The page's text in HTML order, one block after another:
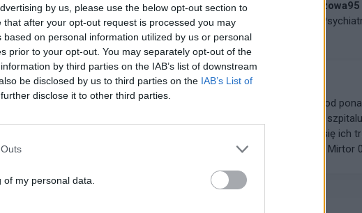
by us, please use the below opt-out section to
after your opt-out request is processed you may
on personal information utilized by us or personal
prior to your opt-out. You may separately opt-out of the
by third parties on the IAB’s list of downstream
be disclosed by us to third parties on the IAB’s List of
disclose it to other third parties.
my personal data.
na ośrodkowy układ nerwowy
i pozwalające
wymioty czy utrzymujący się
Jednak niektórzy lekarze
podchwyciła jedna z telewizji
jednym z lekarzy, którzy neguje
LSD.
kasiarozowa95
Duuuuzo lekow
Witam. Biorę leki od
przepisali mi je w
moja psychiatra się ich
Linefor 0.15g 1x3 Mirtor